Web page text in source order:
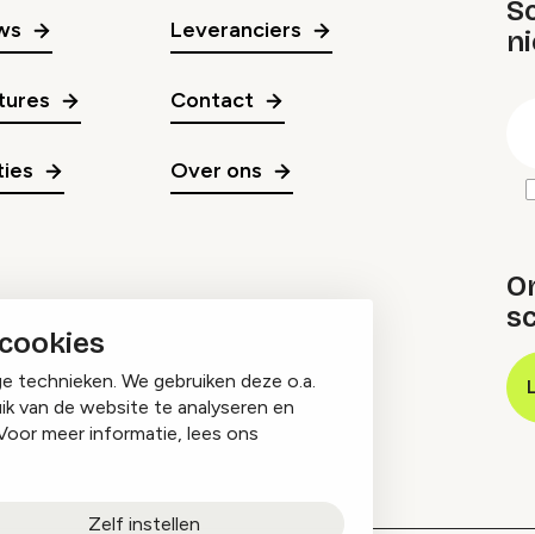
technieken. We gebruiken deze o.a.
van de website te analyseren en
meer informatie, lees ons
Zelf instellen
Leveranciers
Contact
Over ons